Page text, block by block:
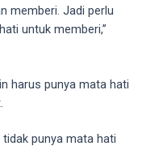
memberi. Jadi perlu
untuk memberi,”
harus punya mata hati
punya mata hati